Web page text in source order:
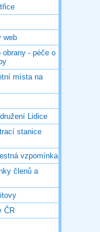
web
obrany - péče o
místa na
Lidice
stanice
vzpomínka
členů a
ČR